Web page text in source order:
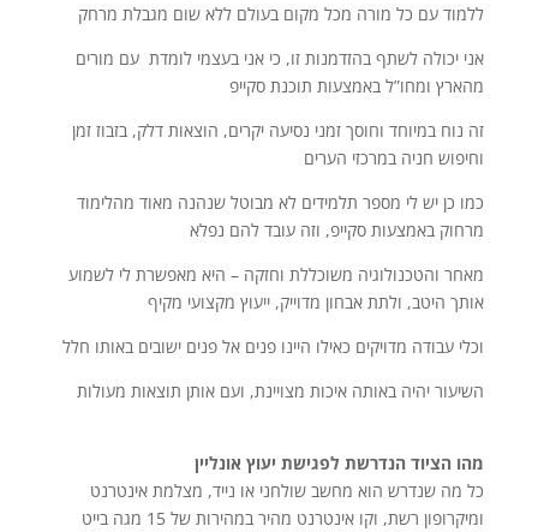
ללמוד עם כל מורה מכל מקום בעולם ללא שום מגבלת מרחק
אני יכולה לשתף בהזדמנות זו, כי אני בעצמי לומדת עם מורים
מהארץ ומחו”ל באמצעות תוכנת סקייפ
זה נוח במיוחד וחוסך זמני נסיעה יקרים, הוצאות דלק, בזבוז זמן
וחיפוש חניה במרכזי הערים
כמו כן יש לי מספר תלמידים לא מבוטל שנהנה מאוד מהלימוד
מרחוק באמצעות סקייפ, וזה עובד להם נפלא
מאחר והטכנולוגיה משוכללת וחזקה – היא מאפשרת לי לשמוע
אותך היטב, ולתת אבחון מדוייק, ייעוץ מקצועי מקיף
וכלי עבודה מדויקים כאילו היינו פנים אל פנים ישובים באותו חלל
השיעור יהיה באותה איכות מצויינת, ועם אותן תוצאות מעולות
מהו הציוד הנדרשת לפגישת יעוץ אונליין
כל מה שנדרש הוא מחשב שולחני או נייד, מצלמת אינטרנט
ומיקרופון רשת, וקו אינטרנט מהיר במהירות של 15 מגה בייט